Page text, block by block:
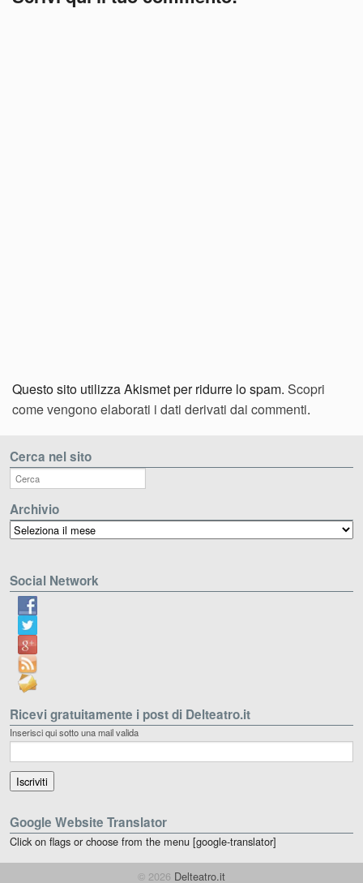
Questo sito utilizza Akismet per ridurre lo spam. Scopri
come vengono elaborati i dati derivati dai commenti.
Cerca nel sito
Archivio
Archivio
Social Network
Ricevi gratuitamente i post di Delteatro.it
Inserisci qui sotto una mail valida
Google Website Translator
Click on flags or choose from the menu [google-translator]
© 2026 Delteatro.it